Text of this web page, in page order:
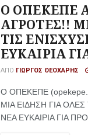
Ο ΟΠΕΚΕΠΕ
ΑΓΡΟΤΕΣ!!
ΤΙΣ
ΕΥΚΑΙΡΙΑ
ΑΠΌ ΓΙΏΡΓΟΣ ΘΕΟΧΆΡΗΣ
Ο ΟΠΕΚΕΠΕ
ΜΙΑ ΕΙΔΗΣΗ ΓΙΑ ΟΛΕΣ
ΝΕΑ ΕΥΚΑΙΡΙΑ ΓΙΑ